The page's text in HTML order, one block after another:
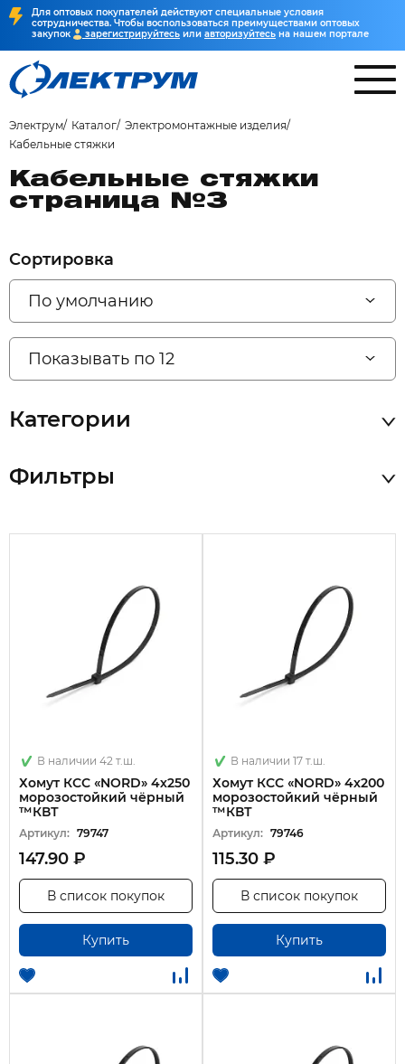
Для оптовых покупателей действуют специальные условия
сотрудничества. Чтобы воспользоваться преимуществами оптовых
закупок
зарегистрируйтесь или авторизуйтесь на нашем портале
Электрум Каталог Электромонтажные изделия
Кабельные стяжки
Кабельные стяжки
страница №3
Сортировка
По умолчанию
Показывать по 12
Категории
Фильтры
В наличии 42 т.ш.
Хомут КСС «NORD» 4х250
морозостойкий чёрный
™КВТ
Артикул: 79747
147.90 ₽
Купить
В список покупок
В наличии 17 т.ш.
Хомут КСС «NORD» 4х200
морозостойкий чёрный
™КВТ
Артикул: 79746
115.30 ₽
Купить
В список покупок